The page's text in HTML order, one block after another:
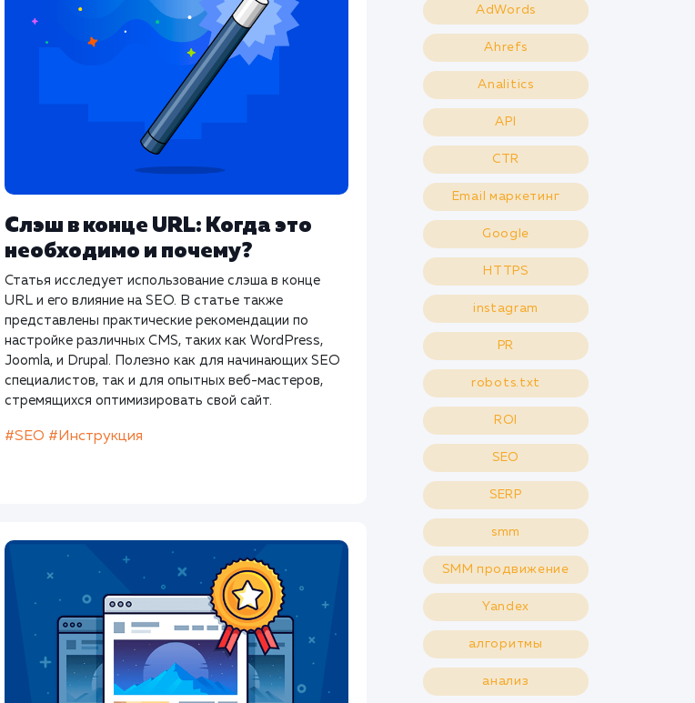
Слэш в конце URL: Когда это
необходимо и почему?
Статья исследует использование слэша в конце
URL и его влияние на SEO. В статье также
представлены практические рекомендации по
настройке различных CMS, таких как WordPress,
Joomla, и Drupal. Полезно как для начинающих SEO
специалистов, так и для опытных веб-мастеров,
стремящихся оптимизировать свой сайт.
#SEO #Инструкция
AdWords
Ahrefs
Analitics
API
CTR
Email маркетинг
Google
HTTPS
instagram
PR
robots.txt
ROI
SEO
SERP
smm
SMM продвижение
Yandex
алгоритмы
анализ